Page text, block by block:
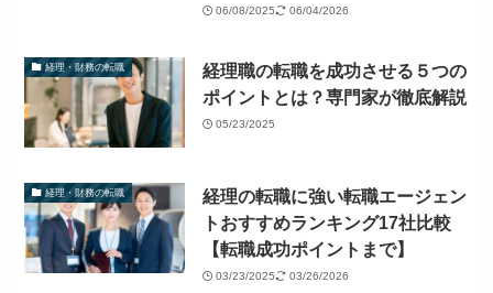
06/08/2025 06/04/2026
経理・財務の転職
経理職の転職を成功させる５つの
ポイントとは？専門家が徹底解説
05/23/2025
経理・財務の転職
経理の転職に強い転職エージェン
トおすすめランキング17社比較
【転職成功ポイントまで】
03/23/2025 03/26/2026